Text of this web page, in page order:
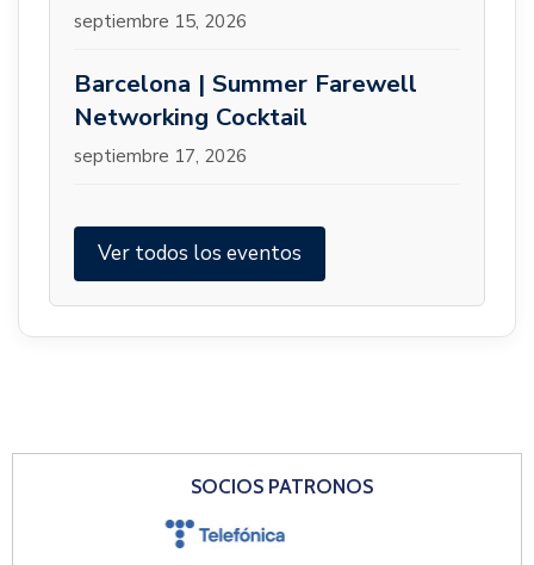
septiembre 15, 2026
Barcelona | Summer Farewell
Networking Cocktail
septiembre 17, 2026
Ver todos los eventos
SOCIOS PATRONOS